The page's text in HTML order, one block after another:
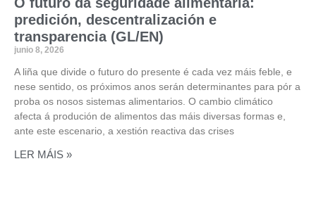
predición, descentralización e
transparencia (GL/EN)
junio 8, 2026
A liña que divide o futuro do presente é cada vez máis feble, e
nese sentido, os próximos anos serán determinantes para pór a
proba os nosos sistemas alimentarios. O cambio climático
afecta á produción de alimentos das máis diversas formas e,
ante este escenario, a xestión reactiva das crises
LER MÁIS »